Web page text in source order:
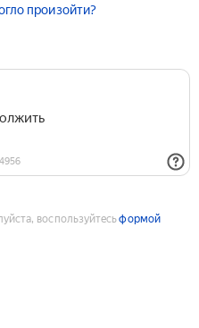
произойти?
воспользуйтесьформой